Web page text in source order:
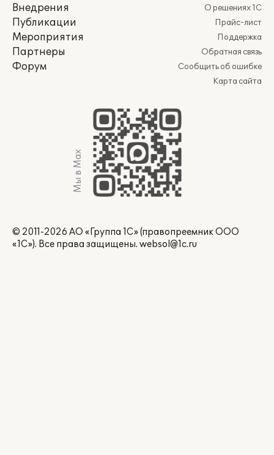
Внедрения
Публикации
Мероприятия
Партнеры
Форум
О решениях 1С
Прайс-лист
Поддержка
Обратная связь
Сообщить об ошибке
Карта сайта
Мы в Max
© 2011-2026 АО «Группа 1С» (правопреемник ООО
«1С»). Все права защищены. websol@1c.ru